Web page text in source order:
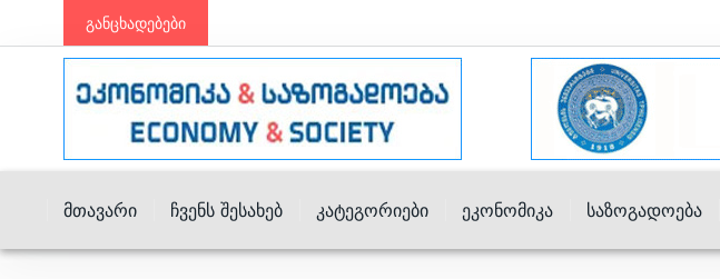
განცხადებები
Მთავარი Ჩვენს Შესახებ Კატეგორიები Ეკონომიკა Საზოგადოება